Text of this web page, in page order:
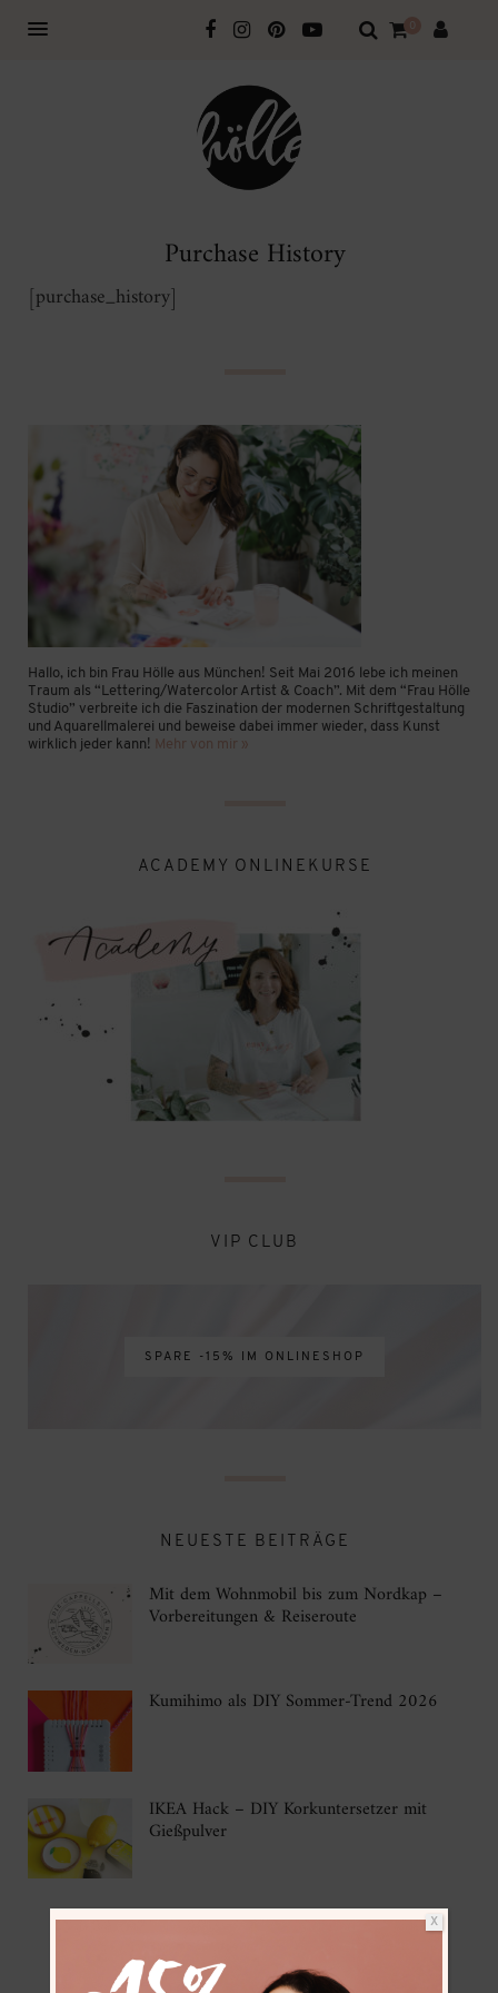
0
Purchase History
[purchase_history]
Hallo, ich bin Frau Hölle aus München! Seit Mai 2016 lebe ich meinen
Traum als “Lettering/Watercolor Artist & Coach”. Mit dem “Frau Hölle
Studio” verbreite ich die Faszination der modernen Schriftgestaltung
und Aquarellmalerei und beweise dabei immer wieder, dass Kunst
wirklich jeder kann! Mehr von mir »
ACADEMY ONLINEKURSE
VIP CLUB
SPARE -15% IM ONLINESHOP
NEUESTE BEITRÄGE
Mit dem Wohnmobil bis zum Nordkap –
Vorbereitungen & Reiseroute
Kumihimo als DIY Sommer-Trend 2026
IKEA Hack – DIY Korkuntersetzer mit
Gießpulver
X